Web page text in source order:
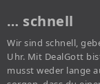
… schnell
Wir sind schnell,
Uhr. Mit DealGott
musst weder lange